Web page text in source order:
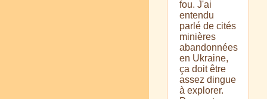
fou. J'ai
entendu
parlé de cités
minières
abandonnées
en Ukraine,
ça doit être
assez dingue
à explorer.